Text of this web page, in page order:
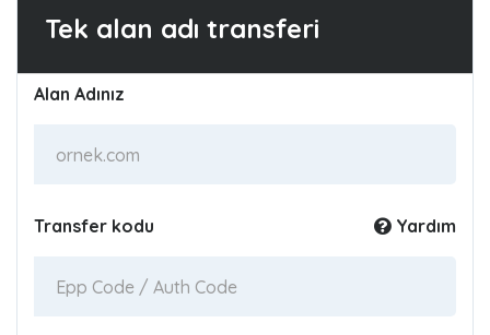
Tek alan adı transferi
Alan Adınız
Transfer kodu Yardım